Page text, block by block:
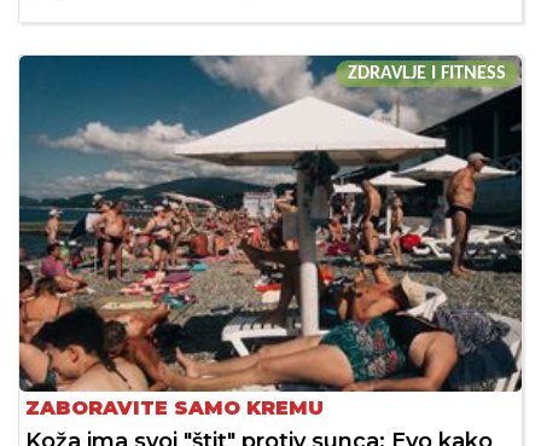
ZDRAVLJE I FITNESS
ZABORAVITE SAMO KREMU